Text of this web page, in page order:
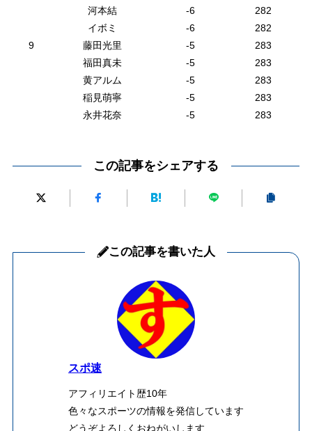
河本結
-6
282
イボミ
-6
282
9
藤田光里 -5
283
福田真未
-5
283
黄アルム
-5
283
稲見萌寧
-5
283
永井花奈
-5 283
この記事をシェアする
この記事を書いた人
スポ速
アフィリエイト歴10年
色々なスポーツの情報を発信しています
どうぞよろしくおねがいします